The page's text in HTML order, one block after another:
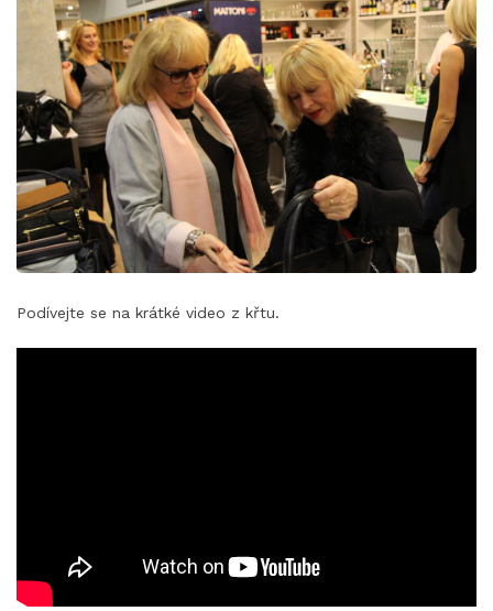
Podívejte se na krátké video z křtu.